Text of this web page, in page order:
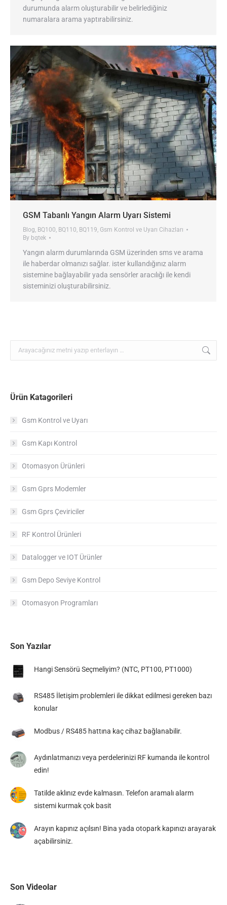
durumunda alarm oluşturabilir ve belirlediğiniz
numaralara arama yaptırabilirsiniz.
GSM Tabanlı Yangın Alarm Uyarı Sistemi
Blog, BQ100, BQ110, BQ119, Gsm Kontrol ve Uyarı Cihazları
By bqtek
Yangın alarm durumlarında GSM üzerinden sms ve arama
ile haberdar olmanızı sağlar. ister kullandığınız alarm
sistemine bağlayabilir yada sensörler aracılığı ile kendi
sisteminizi oluşturabilirsiniz.
Ürün Katagorileri
Gsm Kontrol ve Uyarı
Gsm Kapı Kontrol
Otomasyon Ürünleri
Gsm Gprs Modemler
Gsm Gprs Çeviriciler
RF Kontrol Ürünleri
Datalogger ve IOT Ürünler
Gsm Depo Seviye Kontrol
Otomasyon Programları
Son Yazılar
Hangi Sensörü Seçmeliyim? (NTC, PT100, PT1000)
RS485 İletişim problemleri ile dikkat edilmesi gereken bazı
konular
Modbus / RS485 hattına kaç cihaz bağlanabilir.
Aydınlatmanızı veya perdelerinizi RF kumanda ile kontrol
edin!
Tatilde aklınız evde kalmasın. Telefon aramalı alarm
sistemi kurmak çok basit
Arayın kapınız açılsın! Bina yada otopark kapınızı arayarak
açabilirsiniz.
Son Videolar